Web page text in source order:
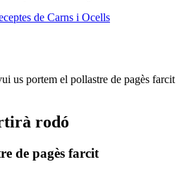
de Carns i Ocells
us portem el pollastre de pagès farcit
rodó
de pagès farcit